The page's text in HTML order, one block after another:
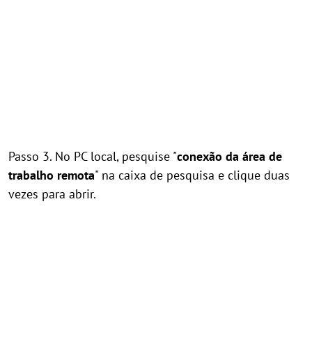
Passo 3. No PC local, pesquise "conexão da área de
trabalho remota" na caixa de pesquisa e clique duas
vezes para abrir.